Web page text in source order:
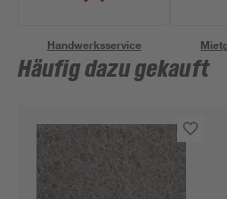
Handwerksservice
Häufig dazu gekauft